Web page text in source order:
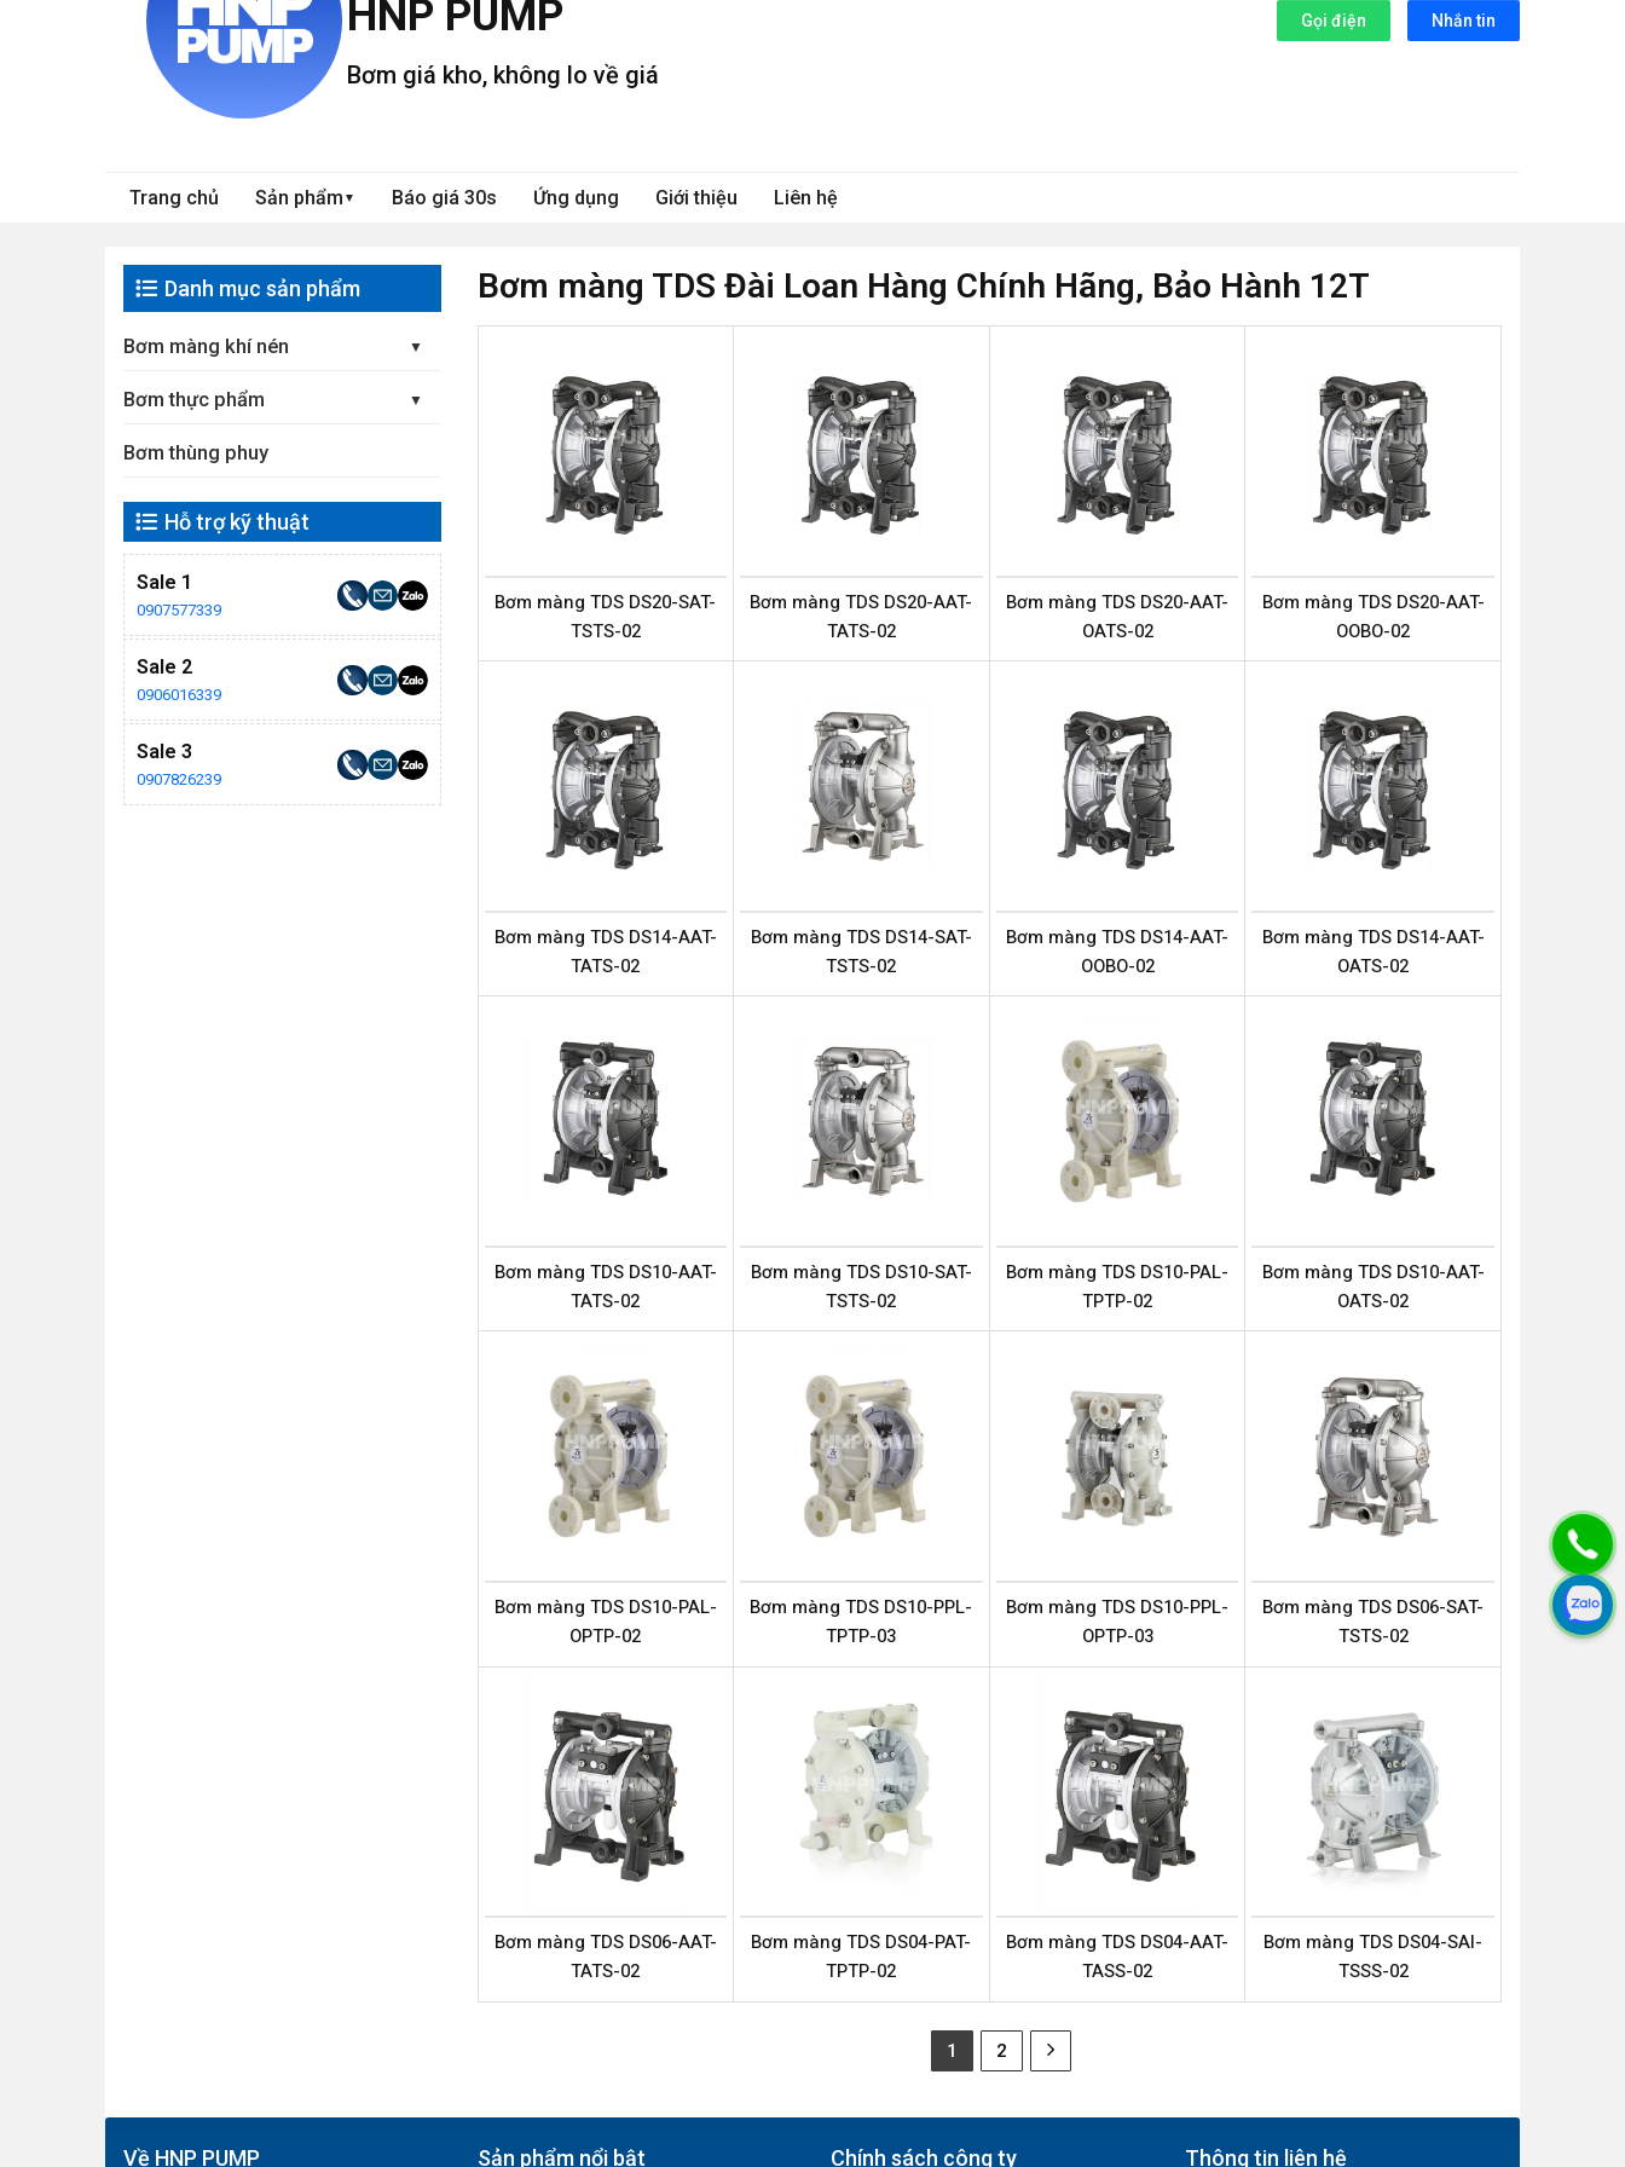
HNP PUMP
Bơm giá kho, không lo về giá
Gọi điện Nhắn tin
Trang chủ Sản phẩm ▼ Báo giá 30s Ứng dụng Giới thiệu Liên hệ
Danh mục sản phẩm
Bơm màng khí nén
Bơm thực phẩm
Bơm thùng phuy
Hỗ trợ kỹ thuật
Sale 1
0907577339
Sale 2
0906016339
Sale 3
0907826239
Bơm màng TDS Đài Loan Hàng Chính Hãng, Bảo Hành 12T
Bơm màng TDS DS20-SAT-
TSTS-02
Bơm màng TDS DS20-AAT-
TATS-02
Bơm màng TDS DS20-AAT-
OATS-02
Bơm màng TDS DS20-AAT-
OOBO-02
Bơm màng TDS DS14-AAT-
TATS-02
Bơm màng TDS DS14-SAT-
TSTS-02
Bơm màng TDS DS14-AAT-
OOBO-02
Bơm màng TDS DS14-AAT-
OATS-02
Bơm màng TDS DS10-AAT-
TATS-02
Bơm màng TDS DS10-SAT-
TSTS-02
Bơm màng TDS DS10-PAL-
TPTP-02
Bơm màng TDS DS10-AAT-
OATS-02
Bơm màng TDS DS10-PAL-
OPTP-02
Bơm màng TDS DS10-PPL-
TPTP-03
Bơm màng TDS DS10-PPL-
OPTP-03
Bơm màng TDS DS06-SAT-
TSTS-02
Bơm màng TDS DS06-AAT-
TATS-02
Bơm màng TDS DS04-PAT-
TPTP-02
Bơm màng TDS DS04-AAT-
TASS-02
Bơm màng TDS DS04-SAI-
TSSS-02
1 2
Về HNP PUMP Sản phẩm nổi bật Chính sách công ty Thông tin liên hệ